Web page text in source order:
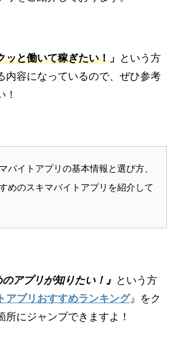
ッと働いて稼ぎたい！ 」 という方
内容になっているので、ぜひ参考
！
バイトアプリの基本情報と選び方、
めのスキマバイトアプリを紹介して
のアプリが知りたい！』 という方
アプリおすすめランキング』をク
所にジャンプできますよ！